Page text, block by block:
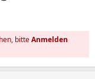
bitteAnmelden